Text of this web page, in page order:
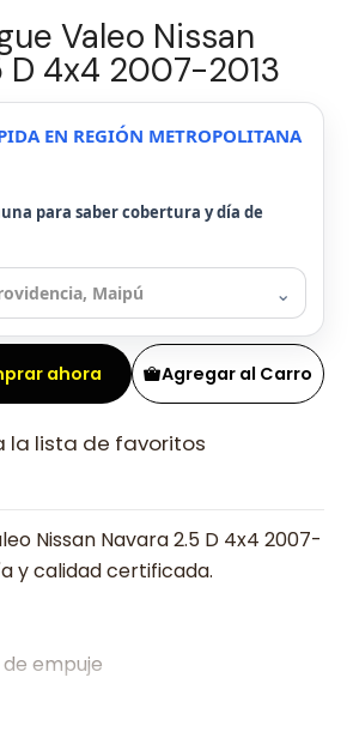
Valeo Nissan
D 4x4 2007-2013
EN REGIÓN METROPOLITANA
para saber cobertura y día de
⌄
Agregar al Carro
ahora
la lista de favoritos
Nissan Navara 2.5 D 4x4 2007-
y calidad certificada.
empuje
en embragues desde 2019,